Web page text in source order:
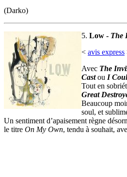
(Darko)
5. Low - The
< avis express
Avec The
Cast ou I
Tout en
Great
Beaucoup
soul, et
Un sentiment d’apaisement règne
le titre On My Own, tendu à souhait,